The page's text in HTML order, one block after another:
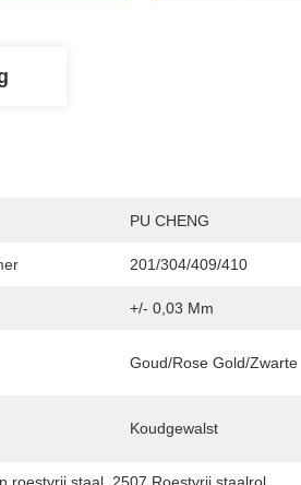
PU CHENG
201/304/409/410
+/- 0,03 Mm
Goud/Rose Gold/Zwarte
Koudgewalst